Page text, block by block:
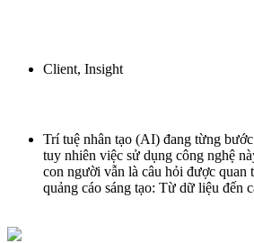
Client, Insight
Trí tuệ nhân tạo (AI) đang từng
tuy nhiên việc sử dụng công nghệ
con người vẫn là câu hỏi được quan
quảng cáo sáng tạo: Từ dữ liệu đến